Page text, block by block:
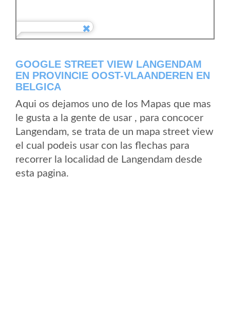
GOOGLE STREET VIEW LANGENDAM
EN PROVINCIE OOST-VLAANDEREN EN
BELGICA
Aqui os dejamos uno de los Mapas que mas
le gusta a la gente de usar , para concocer
Langendam, se trata de un mapa street view
el cual podeis usar con las flechas para
recorrer la localidad de Langendam desde
esta pagina.